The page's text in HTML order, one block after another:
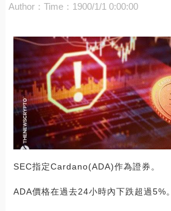
Author： Time：1900/1/1 0:00:00
SEC指定Cardano(ADA)作為證券。
ADA價格在過去24小時內下跌超過5%。